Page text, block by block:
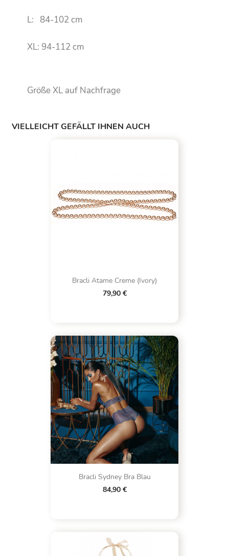
L: 84-102 cm
XL: 94-112 cm
Größe XL auf Nachfrage
VIELLEICHT GEFÄLLT IHNEN AUCH
Bracli Atame Creme (Ivory)
79,90 €
Bracli Sydney Bra Blau
84,90 €